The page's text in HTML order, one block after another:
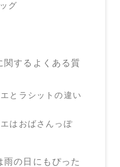
グ
関するよくある質
とラシットの違い
はおばさんっぽ
雨の日にもぴった